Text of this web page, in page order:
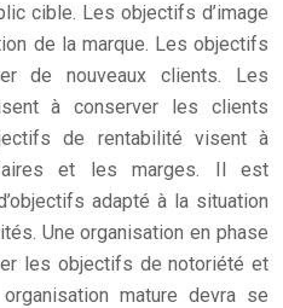
cible. Les objectifs d’image
de la marque. Les objectifs
de nouveaux clients. Les
à conserver les clients
de rentabilité visent à
et les marges. Il est
adapté à la situation
Une organisation en phase
les objectifs de notoriété et
organisation mature devra se